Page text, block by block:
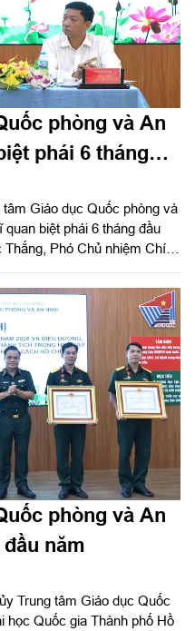
phòng và An
phái 6 tháng
Giáo dục Quốc phòng và
biệt phái 6 tháng đầu
Phó Chủ nhiệm Chính
phòng và An
năm
Trung tâm Giáo dục Quốc
học Quốc gia Thành phố Hồ